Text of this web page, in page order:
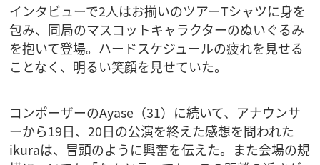
インタビューで2人はお揃いのツアーTシャツに身を
包み、同局のマスコットキャラクターのぬいぐるみ
を抱いて登場。ハードスケジュールの疲れを見せる
ことなく、明るい笑顔を見せていた。
コンポーザーのAyase（31）に続いて、アナウンサ
ーから19日、20日の公演を終えた感想を問われた
ikuraは、冒頭のように興奮を伝えた。また会場の規